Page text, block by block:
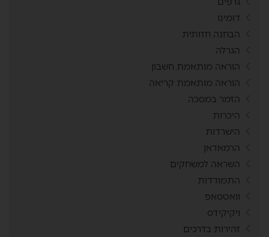
דומינו
הבחנה חזותית
הגרלה
הוראה מותאמת חשבון
הוראה מותאמת קריאה
הזמר במסכה
היכרות
הישרדות
הרמאדאן
השראה למשחקים
התמודדות
וואטסאפ
ויקיקידס
זהירות בדרכים